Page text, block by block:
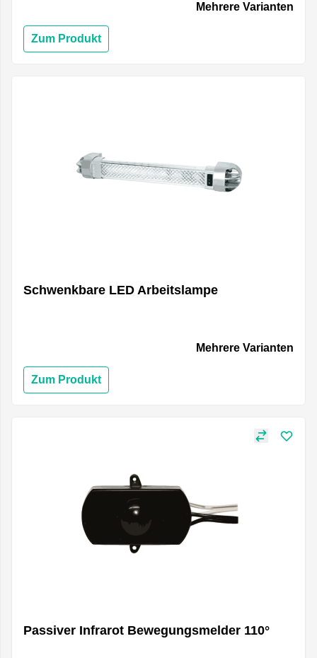
Mehrere Varianten
Zum Produkt
Schwenkbare LED Arbeitslampe
Mehrere Varianten
Zum Produkt
Passiver Infrarot Bewegungsmelder 110°